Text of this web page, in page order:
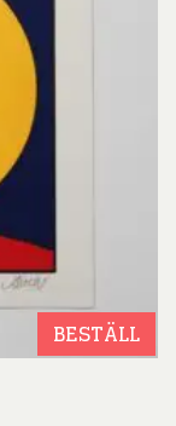
BESTÄLL